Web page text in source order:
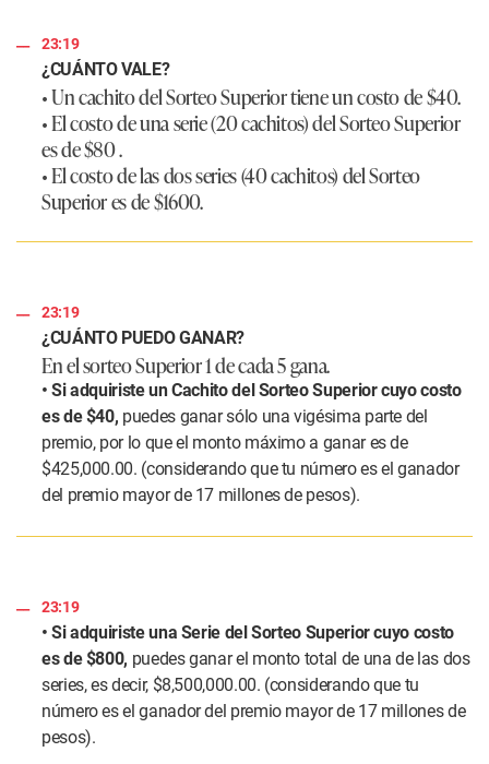
23:19
¿CUÁNTO VALE?
• Un cachito del Sorteo Superior tiene un costo de $40.
• El costo de una serie (20 cachitos) del Sorteo Superior
es de $80 .
• El costo de las dos series (40 cachitos) del Sorteo
Superior es de $1600.
23:19
¿CUÁNTO PUEDO GANAR?
En el sorteo Superior 1 de cada 5 gana.
• Si adquiriste un Cachito del Sorteo Superior cuyo costo
es de $40, puedes ganar sólo una vigésima parte del
premio, por lo que el monto máximo a ganar es de
$425,000.00. (considerando que tu número es el ganador
del premio mayor de 17 millones de pesos).
23:19
• Si adquiriste una Serie del Sorteo Superior cuyo costo
es de $800, puedes ganar el monto total de una de las dos
series, es decir, $8,500,000.00. (considerando que tu
número es el ganador del premio mayor de 17 millones de
pesos).